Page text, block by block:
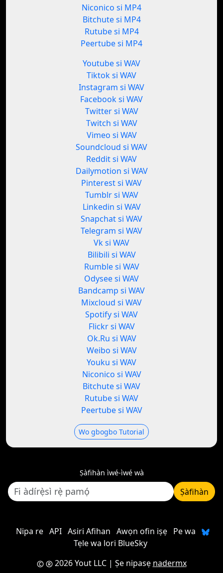
Niconico si MP4
Bitchute si MP4
Rutube si MP4
Peertube si MP4
Youtube si WAV
Tiktok si WAV
Instagram si WAV
Facebook si WAV
Twitter si WAV
Twitch si WAV
Vimeo si WAV
Soundcloud si WAV
Reddit si WAV
Dailymotion si WAV
Pinterest si WAV
Tumblr si WAV
Linkedin si WAV
Snapchat si WAV
Telegram si WAV
Vk si WAV
Bilibili si WAV
Rumble si WAV
Odysee si WAV
Bandcamp si WAV
Mixcloud si WAV
Spotify si WAV
Flickr si WAV
Ok.Ru si WAV
Weibo si WAV
Youku si WAV
Niconico si WAV
Bitchute si WAV
Rutube si WAV
Peertube si WAV
Wo gbogbo Tutorial
Ṣàfihàn ìwé-ìwé wà
Ṣàfihàn
Nipa re API Asiri Afihan Awọn ofin iṣẹ
Pe wa
Tẹle wa lori BlueSky
2026 Yout LLC| Ṣe nipasẹ nadermx